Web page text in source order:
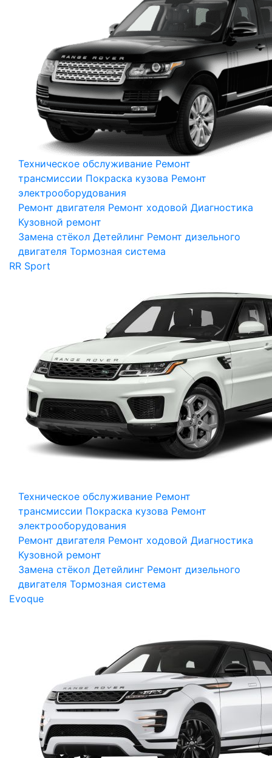
Техническое обслуживание Ремонт
трансмиссии Покраска кузова Ремонт
электрооборудования
Ремонт двигателя Ремонт ходовой Диагностика
Кузовной ремонт
Замена стёкол Детейлинг Ремонт дизельного
двигателя Тормозная система
RR Sport
Техническое обслуживание Ремонт
трансмиссии Покраска кузова Ремонт
электрооборудования
Ремонт двигателя Ремонт ходовой Диагностика
Кузовной ремонт
Замена стёкол Детейлинг Ремонт дизельного
двигателя Тормозная система
Evoque